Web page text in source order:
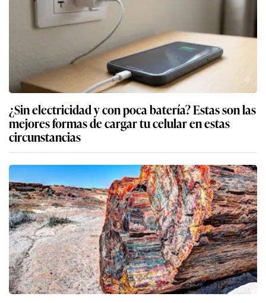
¿Sin electricidad y con poca batería? Estas son las
mejores formas de cargar tu celular en estas
circunstancias